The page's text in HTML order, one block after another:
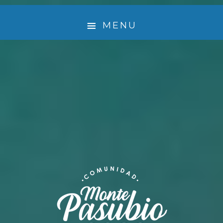
MENU
TURISMO SUSTENTABLE